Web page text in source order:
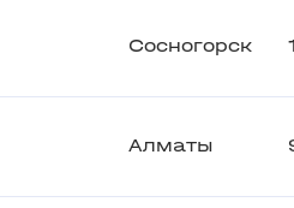
Сосногорск
Алматы